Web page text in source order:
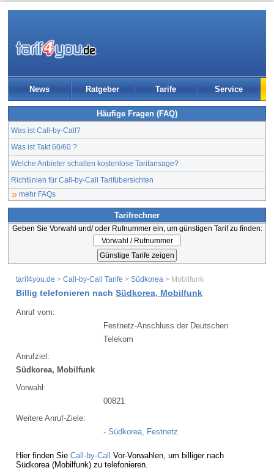
News Ratgeber Tarife Service
Häufige Fragen (FAQ)
Was ist Call-by-Call?
Was ist Takt 60/60 ?
Welche Anbieter schalten kostenlose Tarifansage?
Richtlinien für Call-by-Call Tarifübersichten
mehr FAQs
Tarifrechner
Geben Sie Vorwahl und/ oder Rufnummer ein, um günstigen Tarif zu finden:
tarif4you.de > Call-by-Call Tarife > Südkorea > Mobilfunk
Billig telefonieren nach Südkorea, Mobilfunk
Anruf vom:
Festnetz-Anschluss der Deutschen
Telekom
Anrufziel:
Südkorea, Mobilfunk
Vorwahl:
00821
Weitere Anruf-Ziele:
- Südkorea, Festnetz
Hier finden Sie Call-by-Call Vor-Vorwahlen, um billiger nach
Südkorea (Mobilfunk) zu telefonieren.